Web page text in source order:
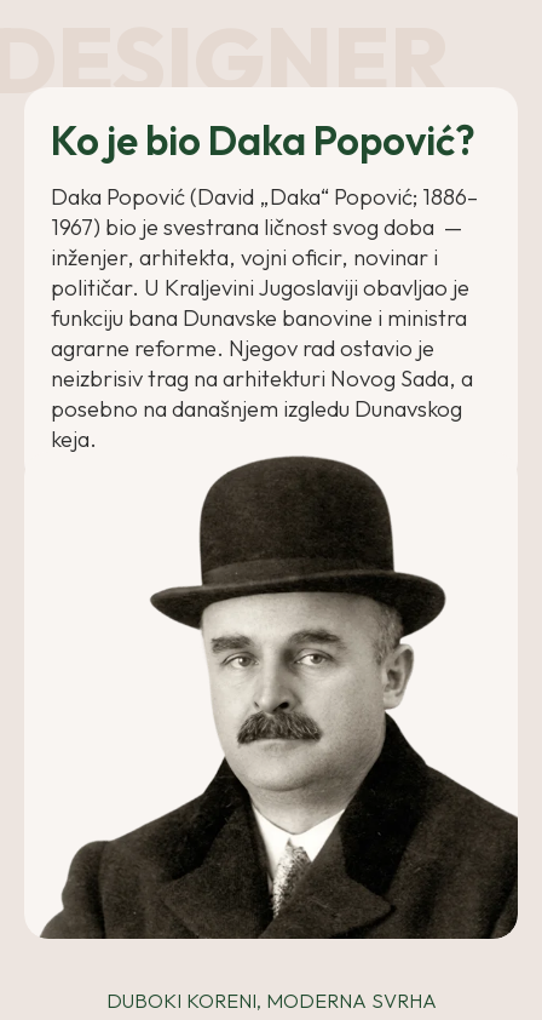
Ko je bio Daka Popović?
Daka Popović (David „Daka“ Popović; 1886–
1967) bio je svestrana ličnost svog doba —
inženjer, arhitekta, vojni oficir, novinar i
političar. U Kraljevini Jugoslaviji obavljao je
funkciju bana Dunavske banovine i ministra
agrarne reforme. Njegov rad ostavio je
neizbrisiv trag na arhitekturi Novog Sada, a
posebno na današnjem izgledu Dunavskog
keja.
DUBOKI KORENI, MODERNA SVRHA